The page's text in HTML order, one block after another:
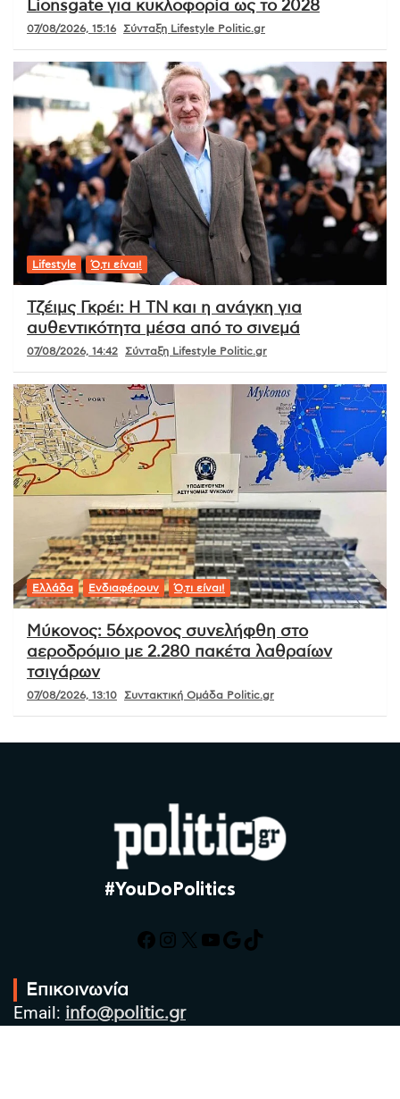
Lionsgate για κυκλοφορία ως το 2028
07/08/2026, 15:16 Σύνταξη Lifestyle Politic.gr
Lifestyle Ό,τι είναι!
Τζέιμς Γκρέι: Η ΤΝ και η ανάγκη για
αυθεντικότητα μέσα από το σινεμά
07/08/2026, 14:42 Σύνταξη Lifestyle Politic.gr
Ελλάδα Ενδιαφέρουν Ό,τι είναι!
Μύκονος: 56χρονος συνελήφθη στο
αεροδρόμιο με 2.280 πακέτα λαθραίων
τσιγάρων
07/08/2026, 13:10 Συντακτική Ομάδα Politic.gr
#YouDoPolitics
Facebook
Instagram
X YouTube
Google
TikTok
Επικοινωνία
Email: info@politic.gr